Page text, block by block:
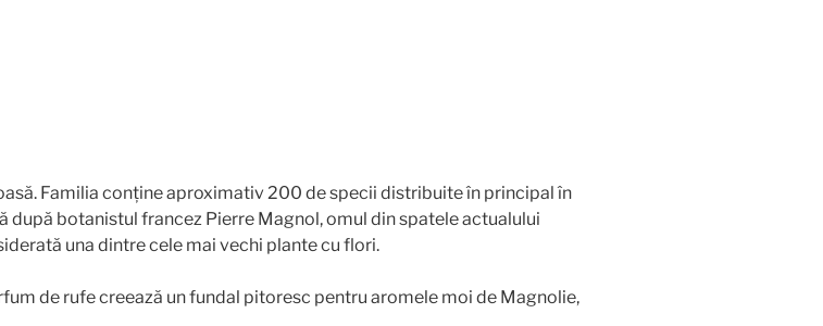
Familia conține aproximativ 200 de specii distribuite în principal în
după botanistul francez Pierre Magnol, omul din spatele actualului
una dintre cele mai vechi plante cu flori.
de rufe creează un fundal pitoresc pentru aromele moi de Magnolie,